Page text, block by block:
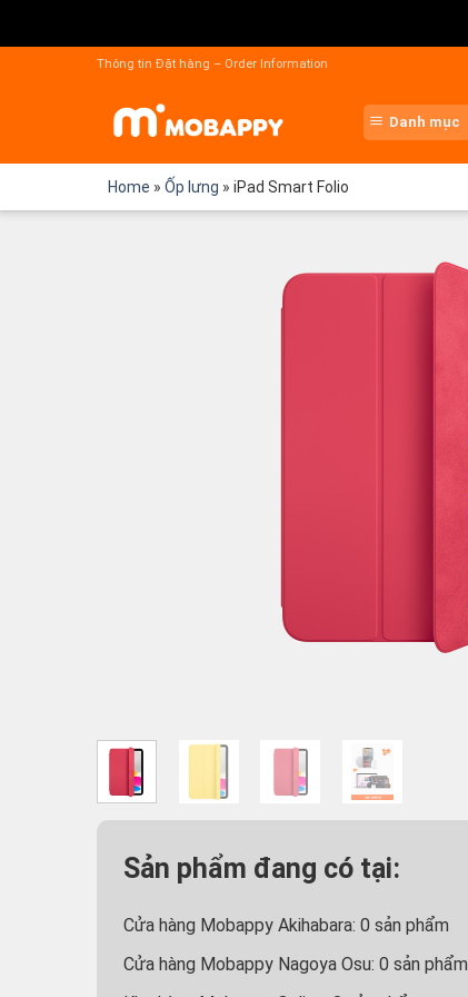
Thông tin Đặt hàng – Order Information
Danh mục
Home » Ốp lưng » iPad Smart Folio
Sản phẩm đang có tại:
Cửa hàng Mobappy Akihabara: 0 sản phẩm
Cửa hàng Mobappy Nagoya Osu: 0 sản phẩm